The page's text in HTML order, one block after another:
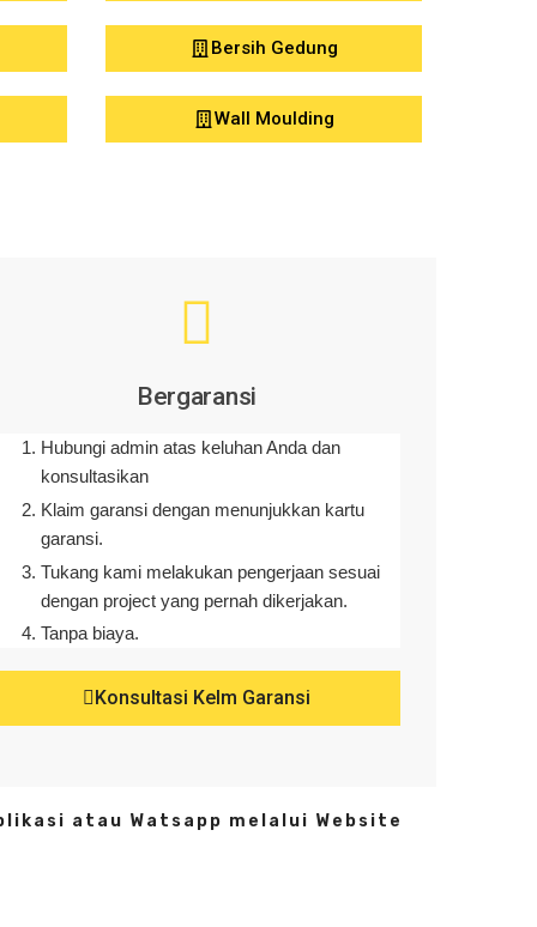
Bersih Gedung
Wall Moulding
Bergaransi
Hubungi admin atas keluhan Anda dan
konsultasikan
Klaim garansi dengan menunjukkan kartu
garansi.
Tukang kami melakukan pengerjaan sesuai
dengan project yang pernah dikerjakan.
Tanpa biaya.
Konsultasi Kelm Garansi
atau Watsapp melalui Website